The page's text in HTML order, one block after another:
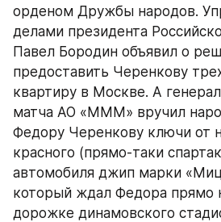
орденом Дружбы народов.
делами президента
Павел Бородин объявил о
предоставить Черенкову
квартиру в Москве. А
матча АО «МММ» вручил
Федору Черенкову ключи от
красного (прямо-таки
автомобиля джип марки
который ждал Федора прямо
дорожке динамовского